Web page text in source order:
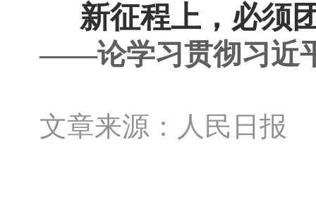
新征程上，必须
——论学习贯彻习近
文章来源：人民日